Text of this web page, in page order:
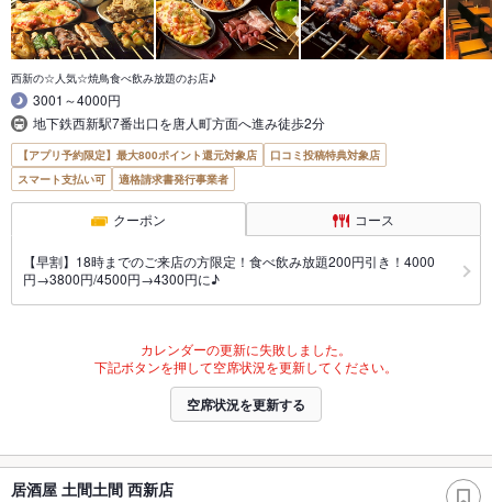
西新の☆人気☆焼鳥食べ飲み放題のお店♪
3001～4000円
地下鉄西新駅7番出口を唐人町方面へ進み徒歩2分
【アプリ予約限定】最大800ポイント還元対象店
口コミ投稿特典対象店
スマート支払い可
適格請求書発行事業者
クーポン コース
【早割】18時までのご来店の方限定！食べ飲み放題200円引き！4000
円→3800円/4500円→4300円に♪
カレンダーの更新に失敗しました。
下記ボタンを押して空席状況を更新してください。
空席状況を更新する
居酒屋 土間土間 西新店